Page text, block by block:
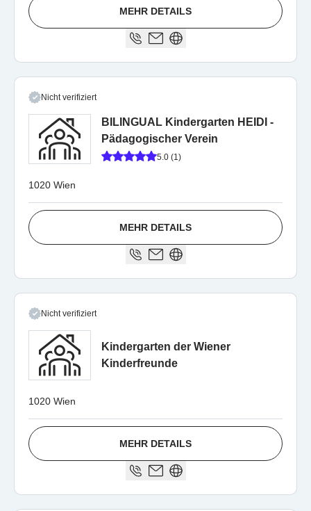
MEHR DETAILS
Nicht verifiziert
BILINGUAL Kindergarten HEIDI -
Pädagogischer Verein
5.0 (1)
1020 Wien
MEHR DETAILS
Nicht verifiziert
Kindergarten der Wiener
Kinderfreunde
1020 Wien
MEHR DETAILS